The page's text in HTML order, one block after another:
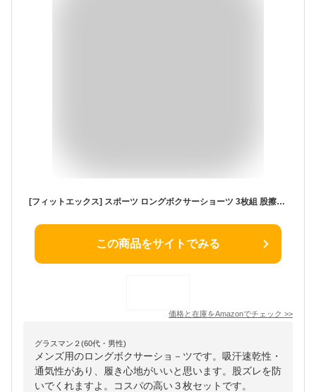
[フィットエックス] スポーツ ロングボクサーショーツ 3枚組 股擦れ防止 吸汗速乾 通気性強化オールメッシュメンズ 下着 (3L, D.ネイビー3枚組)
この商品をサイトでみる
価格と在庫をAmazonでチェック >>
グラスマン２(60代・男性)
メンズ用のロングボクサーショ－ツです。吸汗速乾性・
通気性があり、履き心地がいいと思います。股ズレを防
いでくれますよ。コスパの高い３枚セットです。